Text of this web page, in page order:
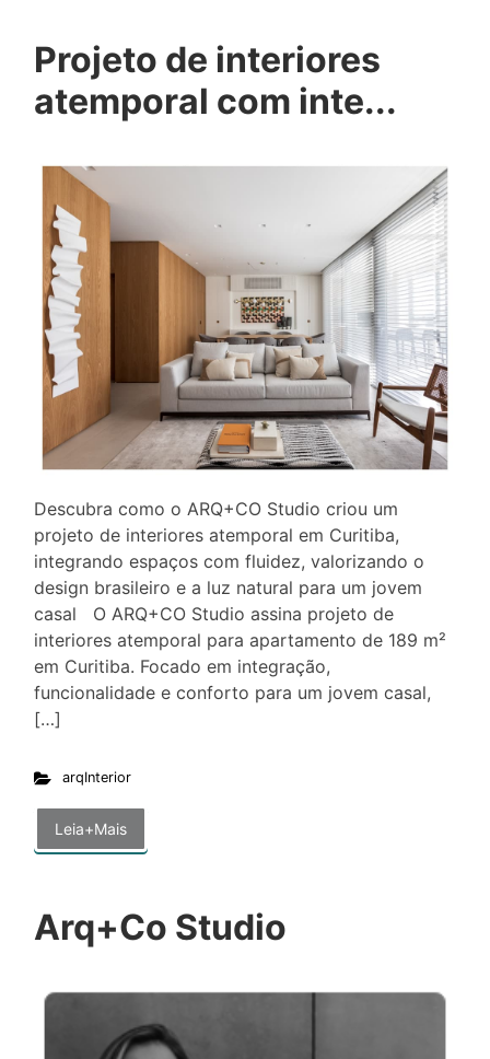
Projeto de interiores
atemporal com inte...
Descubra como o ARQ+CO Studio criou um
projeto de interiores atemporal em Curitiba,
integrando espaços com fluidez, valorizando o
design brasileiro e a luz natural para um jovem
casal O ARQ+CO Studio assina projeto de
interiores atemporal para apartamento de 189 m²
em Curitiba. Focado em integração,
funcionalidade e conforto para um jovem casal,
[…]
arqInterior
Leia+Mais
Arq+Co Studio